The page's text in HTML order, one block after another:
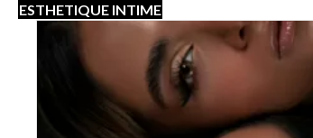
ESTHETIQUE INTIME